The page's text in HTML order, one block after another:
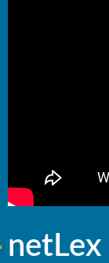
netLex